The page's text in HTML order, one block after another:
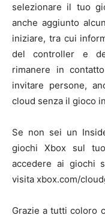
selezionare il tuo
anche aggiunto
iniziare, tra cui
del controller e
rimanere in
invitare persone,
cloud senza il gioco
Se non sei un
giochi Xbox sul
accedere ai giochi
visita xbox.com/
Grazie a tutti coloro